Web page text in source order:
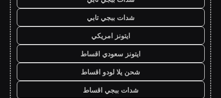
شدات ببجي تابي
ايتونز امريكي
ايتونز سعودي اقساط
شحن يلا لودو اقساط
شدات ببجي اقساط